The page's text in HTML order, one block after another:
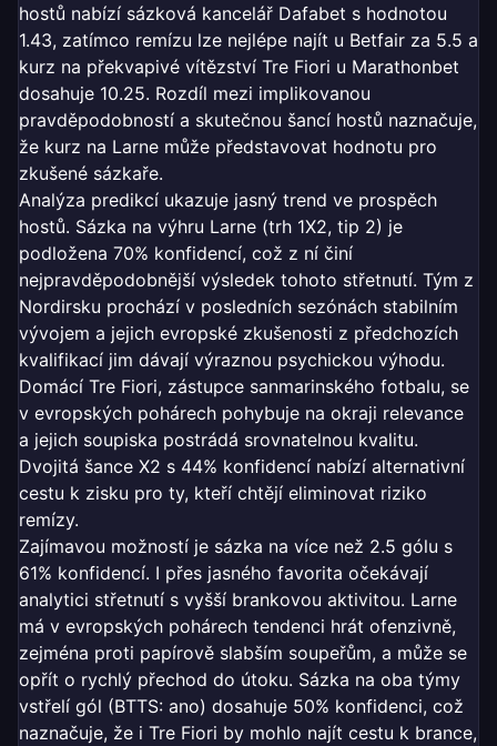
hostů nabízí sázková kancelář Dafabet s hodnotou
1.43, zatímco remízu lze nejlépe najít u Betfair za 5.5 a
kurz na překvapivé vítězství Tre Fiori u Marathonbet
dosahuje 10.25. Rozdíl mezi implikovanou
pravděpodobností a skutečnou šancí hostů naznačuje,
že kurz na Larne může představovat hodnotu pro
zkušené sázkaře.
Analýza predikcí ukazuje jasný trend ve prospěch
hostů. Sázka na výhru Larne (trh 1X2, tip 2) je
podložena 70% konfidencí, což z ní činí
nejpravděpodobnější výsledek tohoto střetnutí. Tým z
Nordirsku prochází v posledních sezónách stabilním
vývojem a jejich evropské zkušenosti z předchozích
kvalifikací jim dávají výraznou psychickou výhodu.
Domácí Tre Fiori, zástupce sanmarinského fotbalu, se
v evropských pohárech pohybuje na okraji relevance
a jejich soupiska postrádá srovnatelnou kvalitu.
Dvojitá šance X2 s 44% konfidencí nabízí alternativní
cestu k zisku pro ty, kteří chtějí eliminovat riziko
remízy.
Zajímavou možností je sázka na více než 2.5 gólu s
61% konfidencí. I přes jasného favorita očekávají
analytici střetnutí s vyšší brankovou aktivitou. Larne
má v evropských pohárech tendenci hrát ofenzivně,
zejména proti papírově slabším soupeřům, a může se
opřít o rychlý přechod do útoku. Sázka na oba týmy
vstřelí gól (BTTS: ano) dosahuje 50% konfidenci, což
naznačuje, že i Tre Fiori by mohlo najít cestu k brance,